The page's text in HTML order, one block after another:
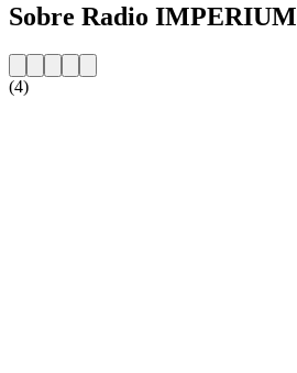
Sobre Radio IMPERIUM
(4)